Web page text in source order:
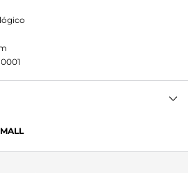
tiras em animal print, tira preta
em fivela na lateral.